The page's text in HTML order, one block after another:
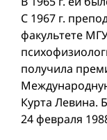
С 1967 г.
факультете
получила
Курта Левина.
24 февраля